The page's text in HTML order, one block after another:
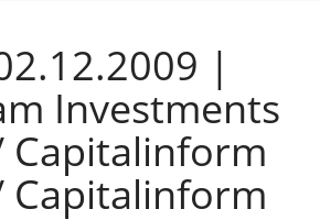
|
Investments
Capitalinform
Capitalinform